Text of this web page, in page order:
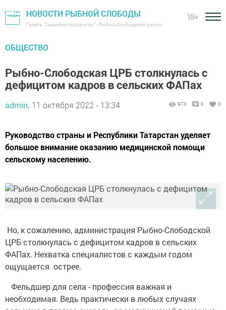
НОВОСТИ РЫБНОЙ СЛОБОДЫ
Газета "Сельские горизонты" - Рыбно-Слободский район
18+
ОБЩЕСТВО
Рыбно-Слободская ЦРБ столкнулась с
дефицитом кадров в сельских ФАПах
admin, 11 октября 2022 - 13:34 973 0 0
Руководство страны и Республики Татарстан уделяет
большое внимание оказанию медицинской помощи
сельскому населению.
Но, к сожалению, администрация Рыбно-Слободской
ЦРБ столкнулась с дефицитом кадров в сельских
ФАПах. Нехватка специалистов с каждым годом
ощущается острее.
Фельдшер для села - профессия важная и
необходимая. Ведь практически в любых случаях